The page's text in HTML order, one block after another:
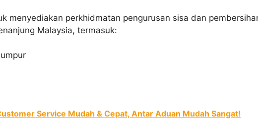
menyediakan perkhidmatan pengurusan sisa dan
Malaysia, termasuk:
Service Mudah & Cepat, Antar Aduan Mudah Sangat!